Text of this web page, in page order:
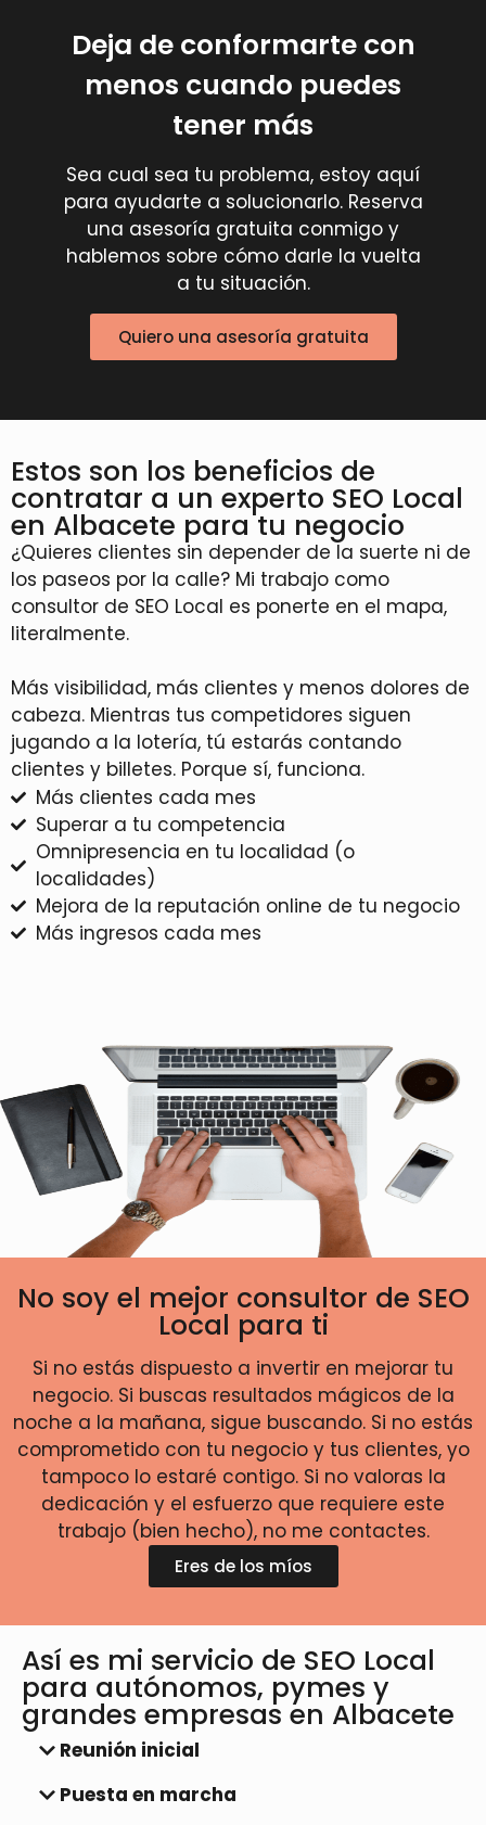
Deja de conformarte con
menos cuando puedes
tener más
Sea cual sea tu problema, estoy aquí
para ayudarte a solucionarlo. Reserva
una asesoría gratuita conmigo y
hablemos sobre cómo darle la vuelta
a tu situación.
Quiero una asesoría gratuita
Estos son los beneficios de
contratar a un experto SEO Local
en Albacete para tu negocio
¿Quieres clientes sin depender de la suerte ni de
los paseos por la calle? Mi trabajo como
consultor de SEO Local es ponerte en el mapa,
literalmente.
Más visibilidad, más clientes y menos dolores de
cabeza. Mientras tus competidores siguen
jugando a la lotería, tú estarás contando
clientes y billetes. Porque sí, funciona.
Más clientes cada mes
Superar a tu competencia
Omnipresencia en tu localidad (o
localidades)
Mejora de la reputación online de tu negocio
Más ingresos cada mes
No soy el mejor consultor de SEO
Local para ti
Si no estás dispuesto a invertir en mejorar tu
negocio. Si buscas resultados mágicos de la
noche a la mañana, sigue buscando. Si no estás
comprometido con tu negocio y tus clientes, yo
tampoco lo estaré contigo. Si no valoras la
dedicación y el esfuerzo que requiere este
trabajo (bien hecho), no me contactes.
Eres de los míos
Así es mi servicio de SEO Local
para autónomos, pymes y
grandes empresas en Albacete
Reunión inicial
Puesta en marcha